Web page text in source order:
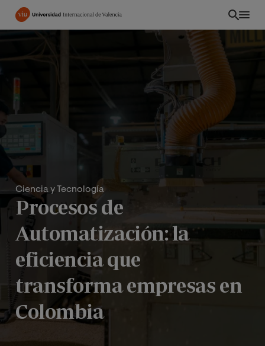
Pasar
Ciencia y Tecnología
Procesos de
Automatización: la
eficiencia que
transforma empresas en
Colombia